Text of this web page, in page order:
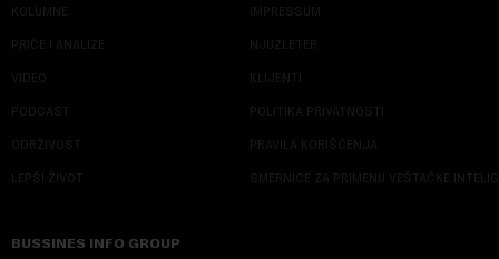
KOLUMNE
PRIČE I ANALIZE
VIDEO
PODCAST
ODRŽIVOST
LEPŠI ŽIVOT
IMPRESSUM
NJUZLETER
KLIJENTI
POLITIKA PRIVATNOSTI
PRAVILA KORIŠĆENJA
SMERNICE ZA PRIMENU VEŠTAČKE
BUSSINES INFO GROUP